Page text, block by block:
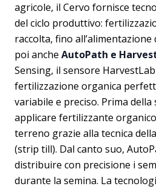
agricole, il Cervo fornisce
del ciclo produttivo:
raccolta, fino
poi anche AutoPath e
Sensing, il sensore
fertilizzazione organica
variabile e preciso. Prima della
applicare fertilizzante
terreno grazie alla tecnica
(strip till). Dal canto suo,
distribuire con precisione i
durante la semina. La